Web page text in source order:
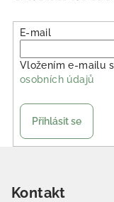
E-mail
Vložením e-mailu
osobních údajů
Přihlásit se
Kontakt